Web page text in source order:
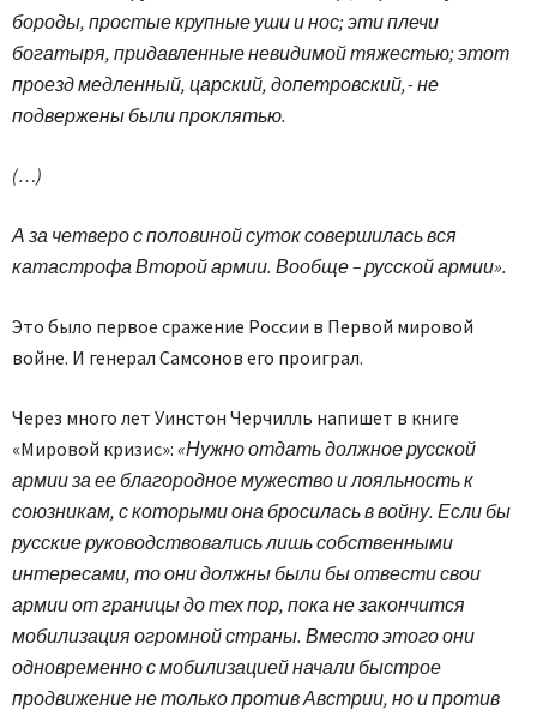
бороды, простые крупные уши и нос; эти плечи
богатыря, придавленные невидимой тяжестью; этот
проезд медленный, царский, допетровский, - не
подвержены были проклятью.
(…)
А за четверо с половиной суток совершилась вся
катастрофа Второй армии. Вообще – русской армии».
Это было первое сражение России в Первой мировой
войне. И генерал Самсонов его проиграл.
Через много лет Уинстон Черчилль напишет в книге
«Мировой кризис»: «Нужно отдать должное русской
армии за ее благородное мужество и лояльность к
союзникам, с которыми она бросилась в войну. Если бы
русские руководствовались лишь собственными
интересами, то они должны были бы отвести свои
армии от границы до тех пор, пока не закончится
мобилизация огромной страны. Вместо этого они
одновременно с мобилизацией начали быстрое
продвижение не только против Австрии, но и против